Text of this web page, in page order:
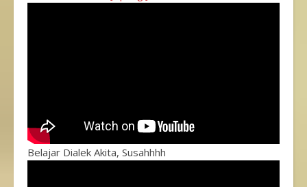
Belajar Dialek Akita, Susahhhh